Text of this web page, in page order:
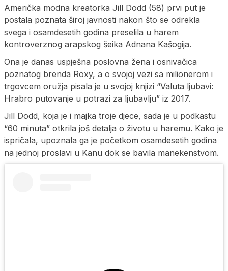
Američka modna kreatorka Jill Dodd (58) prvi put je
postala poznata široj javnosti nakon što se odrekla
svega i osamdesetih godina preselila u harem
kontroverznog arapskog šeika Adnana Kašogija.
Ona je danas uspješna poslovna žena i osnivačica
poznatog brenda Roxy, a o svojoj vezi sa milionerom i
trgovcem oružja pisala je u svojoj knjizi “Valuta ljubavi:
Hrabro putovanje u potrazi za ljubavlju” iz 2017.
Jill Dodd, koja je i majka troje djece, sada je u podkastu
“60 minuta” otkrila još detalja o životu u haremu. Kako je
ispričala, upoznala ga je početkom osamdesetih godina
na jednoj proslavi u Kanu dok se bavila manekenstvom.